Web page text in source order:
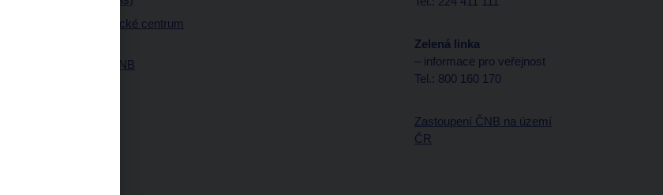
Návštěvnické centrum
Historie ČNB
Zelená linka
– informace pro veřejnost
Tel.: 800 160 170
Zastoupení ČNB na území
ČR